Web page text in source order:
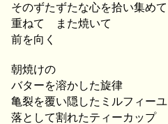
そのずたずたな心を拾い集めて
重ねて また焼いて
前を向く
朝焼けの
バターを溶かした旋律
亀裂を覆い隠したミルフィーユ
落として割れたティーカップ